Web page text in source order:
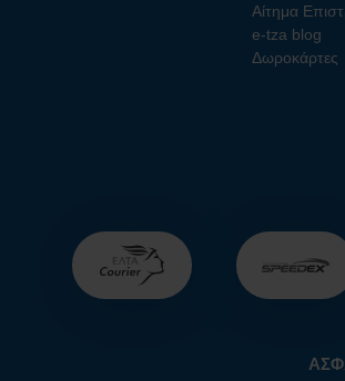
Αίτημα
e-tza blog
Δωροκάρτες